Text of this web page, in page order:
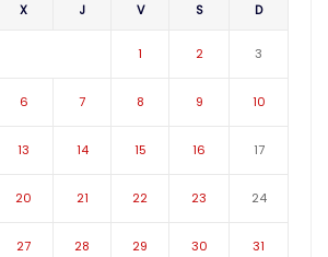
X J V S D
1 2 3
6 7 8 9 10
13 14 15 16 17
20 21 22 23 24
27 28 29 30 31